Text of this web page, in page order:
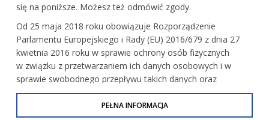
czytaj więcej
się na poniższe. Możesz też odmówić zgody.
Od 25 maja 2018 roku obowiązuje Rozporządzenie
Parlamentu Europejskiego i Rady (EU) 2016/679 z dnia 27
kwietnia 2016 roku w sprawie ochrony osób fizycznych
w związku z przetwarzaniem ich danych osobowych i w
sprawie swobodnego przepływu takich danych oraz
uchylenia dyrektywy 95/46/WE (określane jako RODO, GDPR
lub Ogólne Rozporządzenie o Ochronie Danych
PEŁNA INFORMACJA